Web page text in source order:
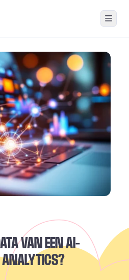
Menu
VAN EEN AI-